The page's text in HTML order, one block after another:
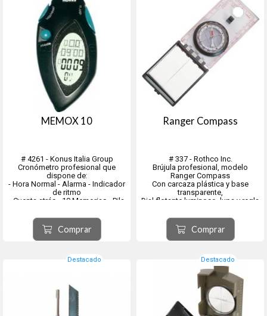
MEMOX 10
# 4261 - Konus Italia Group
Cronómetro profesional que
dispone de:
- Hora Normal - Alarma - Indicador
de ritmo
- Cuenta atrás - 10 Memorias - Pila
Comprar
Ranger Compass
# 337 - Rothco Inc.
Brújula profesional, modelo
Ranger Compass
Con carcaza plástica y base
transparente,
Dial flotante luminoso, lupa y regla
Con cordón de seguridad.
Comprar
Destacado Destacado